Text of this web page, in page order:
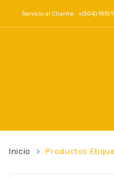
Servicio al Cliente: +(504) 9515
Inicio Productos